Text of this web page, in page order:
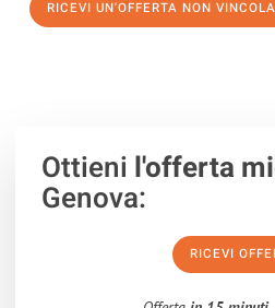
RICEVI UN'OFFERTA NON
Ottieni l'offerta
Genova:
RICEVI